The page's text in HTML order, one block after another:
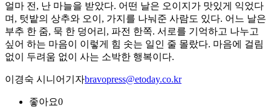
얼마 전, 난 마늘을 받았다. 어떤 날은 오이지가 맛있게 익었다
며, 텃밭의 상추와 오이, 가지를 나눠준 사람도 있다. 어느 날은
부추 한 줌, 묵 한 덩어리, 파전 한쪽. 서로를 기억하고 나누고
싶어 하는 마음이 이렇게 힘 솟는 일인 줄 몰랐다. 마음에 걸림
없이 두려움 없이 사는 소박한 행복이다.
이경숙 시니어기자bravopress@etoday.co.kr
좋아요0